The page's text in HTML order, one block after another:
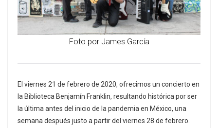
Foto por James García
El viernes 21 de febrero de 2020, ofrecimos un concierto en
la Biblioteca Benjamín Franklin, resultando histórica por ser
la última antes del inicio de la pandemia en México, una
semana después justo a partir del viernes 28 de febrero.